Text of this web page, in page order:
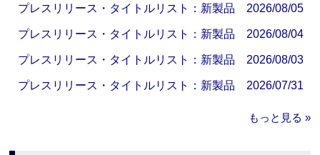
プレスリリース・タイトルリスト：新製品 2026/08/05
プレスリリース・タイトルリスト：新製品 2026/08/04
プレスリリース・タイトルリスト：新製品 2026/08/03
プレスリリース・タイトルリスト：新製品 2026/07/31
もっと見る »